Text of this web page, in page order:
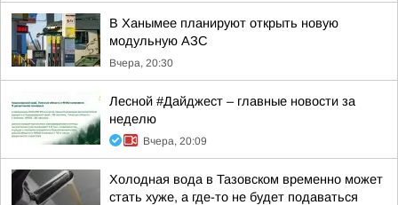
В Ханымее планируют открыть новую
модульную АЗС
Вчера, 20:30
Лесной #Дайджест – главные новости за
неделю
Вчера, 20:09
Холодная вода в Тазовском временно может
стать хуже, а где-то не будет подаваться